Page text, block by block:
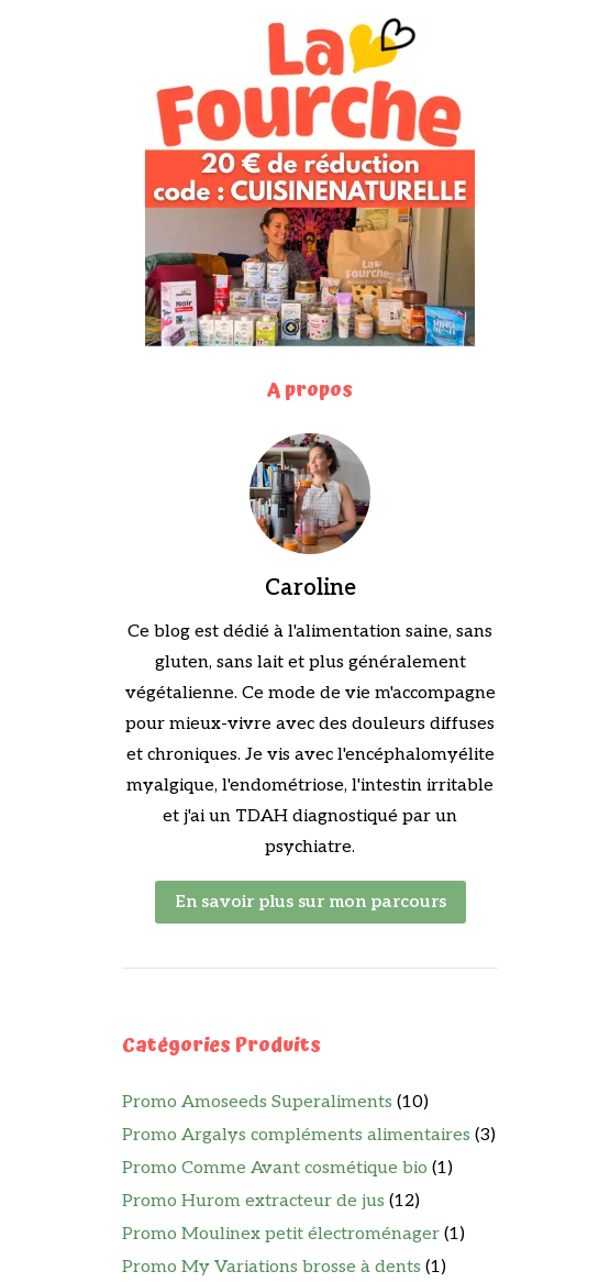
A propos
Caroline
Ce blog est dédié à l'alimentation saine, sans
gluten, sans lait et plus généralement
végétalienne. Ce mode de vie m'accompagne
pour mieux-vivre avec des douleurs diffuses
et chroniques. Je vis avec l'encéphalomyélite
myalgique, l'endométriose, l'intestin irritable
et j'ai un TDAH diagnostiqué par un
psychiatre.
En savoir plus sur mon parcours
Catégories Produits
Promo Amoseeds Superaliments (10)
Promo Argalys compléments alimentaires (3)
Promo Comme Avant cosmétique bio (1)
Promo Hurom extracteur de jus (12)
Promo Moulinex petit électroménager (1)
Promo My Variations brosse à dents (1)